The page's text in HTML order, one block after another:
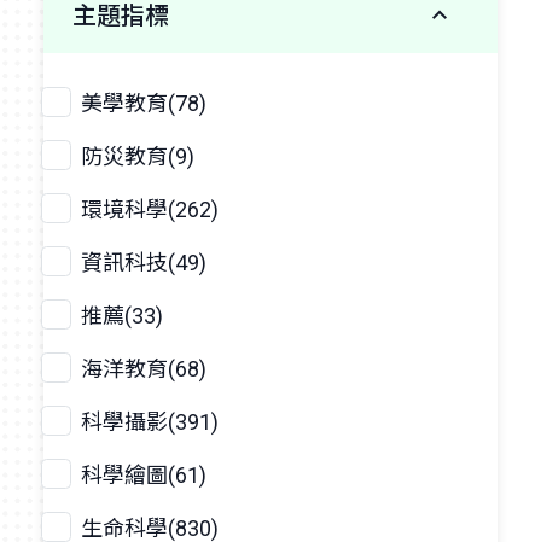
主題指標
美學教育(78)
防災教育(9)
環境科學(262)
資訊科技(49)
推薦(33)
海洋教育(68)
科學攝影(391)
科學繪圖(61)
生命科學(830)